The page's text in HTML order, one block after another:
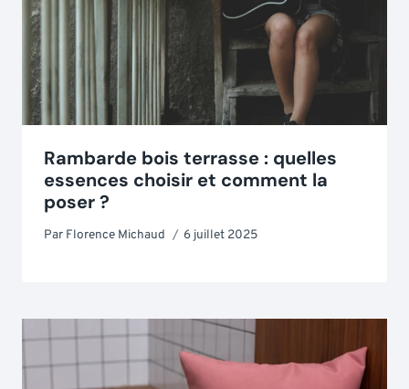
Rambarde bois terrasse : quelles
essences choisir et comment la
poser ?
Par Florence Michaud 6 juillet 2025